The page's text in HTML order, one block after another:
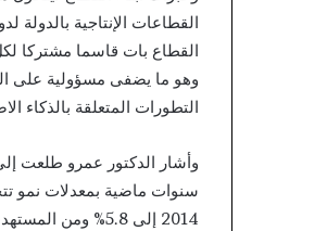
القطاعات الإنتاجية
القطاع بات قاسما مشتركا
وهو ما يضفى مسؤولية على
التطورات المتعلقة بالذكاء
وأشار الدكتور عمرو طلعت